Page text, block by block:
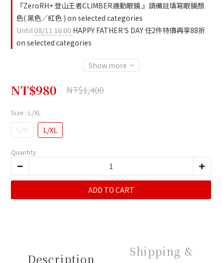
『ZeroRH+ 登山王者CLIMBER運動眼鏡 』請備註填寫眼鏡顏
色( 黑色／紅色 ) on selected categories
Until08/11 16:00 HAPPY FATHER'S DAY 任2件特價再享88折
on selected categories
Show more
NT$980 NT$1,400
Size : L/XL
S/M L/XL
Quantity
ADD TO CART
Description
Shipping &